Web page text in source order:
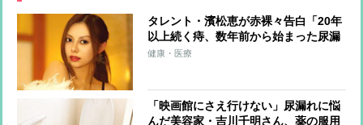
タレント・濱松恵が赤裸々告白「20年
以上続く痔、数年前から始まった尿漏
れに悩まされる日々」、子育てに追わ
健康・医療
「映画館にさえ行けない」尿漏れに悩
んだ美容家・吉川千明さん、薬の服用